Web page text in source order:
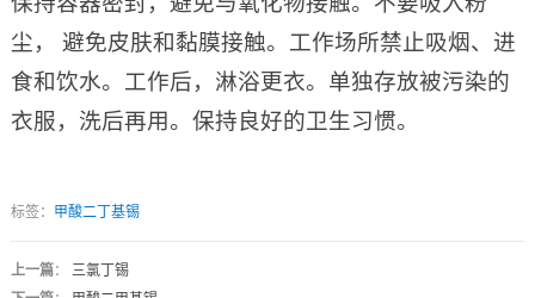
尘， 避免皮肤和黏膜接触。工作场所禁止吸烟、进
食和饮水。工作后，淋浴更衣。单独存放被污染的
衣服，洗后再用。保持良好的卫生习惯。
标签： 甲酸二丁基锡
上一篇： 三氯丁锡